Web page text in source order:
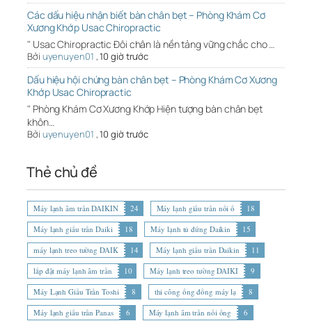
Các dấu hiệu nhận biết bàn chân bẹt – Phòng Khám Cơ
Xương Khớp Usac Chiropractic
" Usac Chiropractic Đôi chân là nền tảng vững chắc cho …
Bởi uyenuyen01 ,10 giờ trước
Dấu hiệu hội chứng bàn chân bẹt – Phòng Khám Cơ Xương
Khớp Usac Chiropractic
" Phòng Khám Cơ Xương Khớp Hiện tượng bàn chân bẹt
khôn…
Bởi uyenuyen01 ,10 giờ trước
Thẻ chủ đề
Máy lạnh âm trần DAIKIN 24 Máy lạnh giấu trần nối ố
18
Máy lạnh giấu trần Daiki
18 Máy lạnh tủ đứng Daikin
15
máy lạnh treo tường DAIK
14 Máy lạnh giấu trần Daikin
11
lắp đặt máy lạnh âm trần
10 Máy lạnh treo tường DAIKI
9
Máy Lạnh Giấu Trần Toshi
8 thi công ống đồng máy lạ
8
Máy lạnh giấu trần Panas
6 Máy lạnh âm trần nối ống
6